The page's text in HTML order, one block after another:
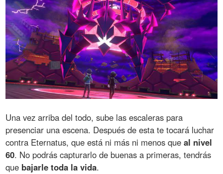
Una vez arriba del todo, sube las escaleras para
presenciar una escena. Después de esta te tocará luchar
contra Eternatus, que está ni más ni menos queal nivel
60. No podrás capturarlo de buenas a primeras, tendrás
que bajarle toda la vida.